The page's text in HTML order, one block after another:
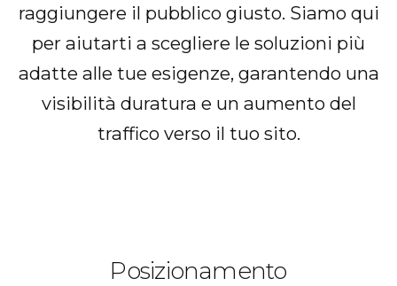
raggiungere il pubblico giusto. Siamo qui
per aiutarti a scegliere le soluzioni più
adatte alle tue esigenze, garantendo una
visibilità duratura e un aumento del
traffico verso il tuo sito.
Posizionamento